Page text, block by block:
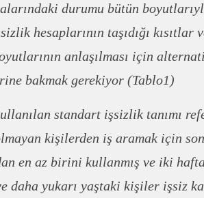
durumu bütün
hesaplarının taşıdığı
anlaşılması için
bakmak gerekiyor (Tablo1)
standart işsizlik tanımı
kişilerden iş aramak için
en az birini kullanmış ve iki
daha yukarı yaştaki kişiler işsiz